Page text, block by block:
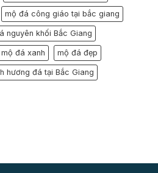
mộ đá công giáo tại bắc giang
nguyên khối Bắc Giang
mộ đá xanh mộ đá đẹp
hương đá tại Bắc Giang